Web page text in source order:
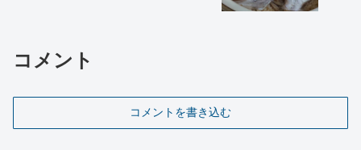
コメント
コメントを書き込む